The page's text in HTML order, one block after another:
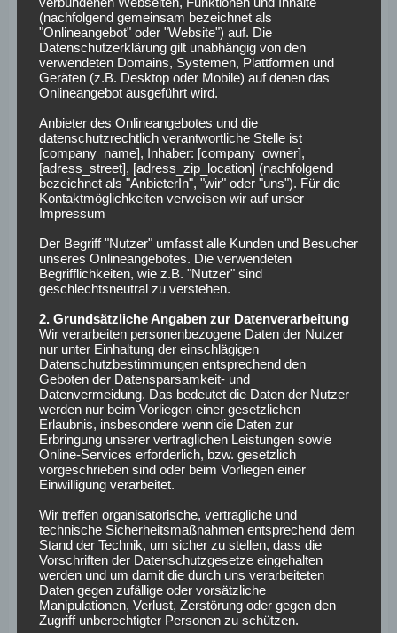
Für die Darmstädter hat hier wohl vor allem der finanzielle
Aspekt eine Rolle gespielt denn für Steinhöfer wird keine
Ablöse fällig werden da der Wandervogel zuletzt
vereinslos auf der Suche nach einem Arbeitgeber war.
Inwiefern er den Darmstädtern helfen kann, muss
Patrick Banggaard
Außer für die Insider wird den meisten dieser Name nichts
sagen, was auch nicht verwunderlich ist, da der 22 Jährige
bislang auch nur in der dänischen Liga seine Runden zog.
Vor einigen Jahren wäre der dänische U21 Nationalspieler
jedoch fast in der Bundesliga gelandet. Nach einem
Einigung beider Parteien zu Stande, weshalb Banggaard
seine Karriere in Dänemark beim FC Midtylland fortsetze.
Für den SV Darmstadt 98 aufjedenfall ein guter Transfer,
ein junger Spieler mit Potenzial, der wohl auch den Weg in
die 2.Liga mitgehen würde.
Sein Vertrag läuft bis 2020!
Wilson Kamavuaka
Der letzte im Bunde ist der 26 Jahre alte Wilson
Kamavuaka. Der Deutsch-kongolese kommt aus der
griechischen Super League. Die Fans des 1.FC Nürnberg
werden ihn vielleicht noch kennen, denn Kamavuaka
(nachfolgend gemeinsam bezeichnet als
"Onlineangebot" oder "Website") auf. Die
Datenschutzerklärung gilt unabhängig von den
verwendeten Domains, Systemen, Plattformen und
Geräten (z.B. Desktop oder Mobile) auf denen das
Onlineangebot ausgeführt wird.
Anbieter des Onlineangebotes und die
datenschutzrechtlich verantwortliche Stelle ist
[company_name], Inhaber: [company_owner],
[adress_street], [adress_zip_location] (nachfolgend
bezeichnet als "AnbieterIn", "wir" oder "uns"). Für die
Kontaktmöglichkeiten verweisen wir auf unser
Impressum
Der Begriff "Nutzer" umfasst alle Kunden und Besucher
unseres Onlineangebotes. Die verwendeten
Begrifflichkeiten, wie z.B. "Nutzer" sind
geschlechtsneutral zu verstehen.
2. Grundsätzliche Angaben zur Datenverarbeitung
Wir verarbeiten personenbezogene Daten der Nutzer
nur unter Einhaltung der einschlägigen
Datenschutzbestimmungen entsprechend den
Geboten der Datensparsamkeit- und
Datenvermeidung. Das bedeutet die Daten der Nutzer
werden nur beim Vorliegen einer gesetzlichen
Erlaubnis, insbesondere wenn die Daten zur
Erbringung unserer vertraglichen Leistungen sowie
Online-Services erforderlich, bzw. gesetzlich
vorgeschrieben sind oder beim Vorliegen einer
Einwilligung verarbeitet.
Wir treffen organisatorische, vertragliche und
technische Sicherheitsmaßnahmen entsprechend dem
Stand der Technik, um sicher zu stellen, dass die
Vorschriften der Datenschutzgesetze eingehalten
werden und um damit die durch uns verarbeiteten
Daten gegen zufällige oder vorsätzliche
Manipulationen, Verlust, Zerstörung oder gegen den
Zugriff unberechtigter Personen zu schützen.